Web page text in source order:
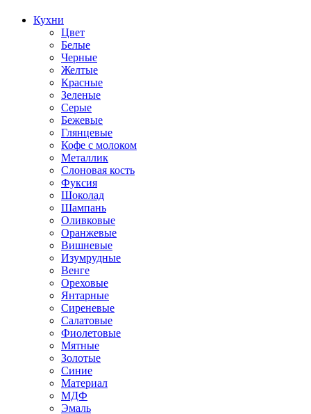
Кухни
Цвет
Белые
Черные
Желтые
Красные
Зеленые
Серые
Бежевые
Глянцевые
Кофе с молоком
Металлик
Слоновая кость
Фуксия
Шоколад
Шампань
Оливковые
Оранжевые
Вишневые
Изумрудные
Венге
Ореховые
Янтарные
Сиреневые
Салатовые
Фиолетовые
Мятные
Золотые
Синие
Материал
МДФ
Эмаль